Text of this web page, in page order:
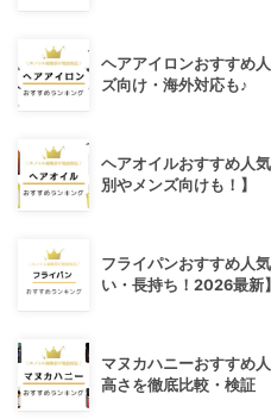
ヘアアイロンおすすめ
ズ向け・海外対応も♪
ヘアオイルおすすめ人
別やメンズ向けも！】
フライパンおすすめ人
い・長持ち！2026最新】
マヌカハニーおすすめ
高さを徹底比較・検証